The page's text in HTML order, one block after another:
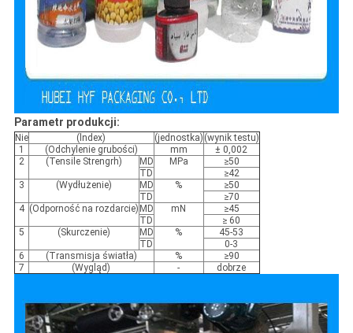
Parametr produkcji:
Nie (lndex) (jednostka) (wynik testu)
1
(Odchylenie grubości) mm
± 0,002
2
(Tensile Strengrh) MD MPa
≥50
TD
≥42
3
(Wydłużenie) MD %
≥50
TD
≥70
4 (Odporność na rozdarcie) MD mN
≥45
TD
≥ 60
5
(Skurczenie) MD %
45-53
TD
0-3
6
(Transmisja światła) %
≥90
7
(Wygląd) - dobrze